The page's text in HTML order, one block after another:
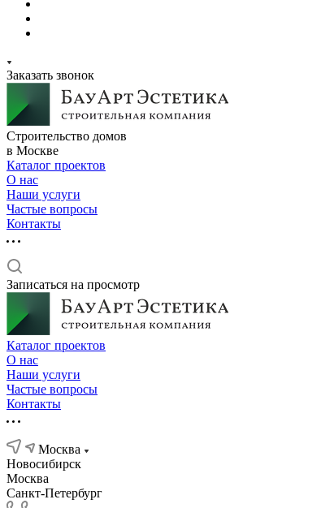
Заказать звонок
Строительство домов
в Москве
Каталог проектов
О нас
Наши услуги
Частые вопросы
Контакты
Записаться на просмотр
Каталог проектов
О нас
Наши услуги
Частые вопросы
Контакты
Москва
Новосибирск
Москва
Санкт-Петербург